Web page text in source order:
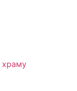
храму